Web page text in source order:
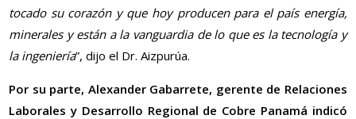
tocado su corazón y que hoy producen para el país energía,
minerales y están a la vanguardia de lo que es la tecnología y
la ingeniería”, dijo el Dr. Aizpurúa.
Por su parte, Alexander Gabarrete, gerente de Relaciones
Laborales y Desarrollo Regional de Cobre Panamá indicó